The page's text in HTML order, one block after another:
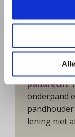
Het
pandrecht
onderpand
lening niet